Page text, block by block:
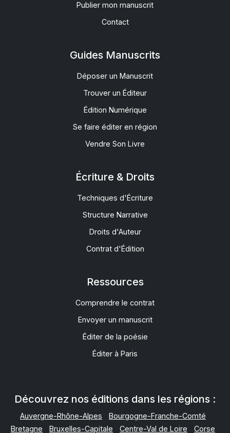
Publier mon manuscrit
Contact
Guides Manuscrits
Déposer un Manuscrit
Trouver un Éditeur
Édition Numérique
Se faire éditer en région
Vendre Son Livre
Écriture & Droits
Techniques d'Écriture
Structure Narrative
Droits d'Auteur
Contrat d'Édition
Ressources
Comprendre le contrat
Envoyer un manuscrit
Éditer de la poésie
Éditer à Paris
Découvrez nos éditions dans les régions :
Auvergne-Rhône-Alpes
Bourgogne-Franche-Comté
Bretagne
Bruxelles-Capitale Centre-Val de Loire Corse